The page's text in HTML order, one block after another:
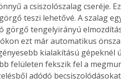
a csiszolószalag cseréje.
teszi lehetővé. A szalag
görgő tengelyirányú
ezt már automatikus
kialakítású gépeknél
felületen fekszik fel a
adódó